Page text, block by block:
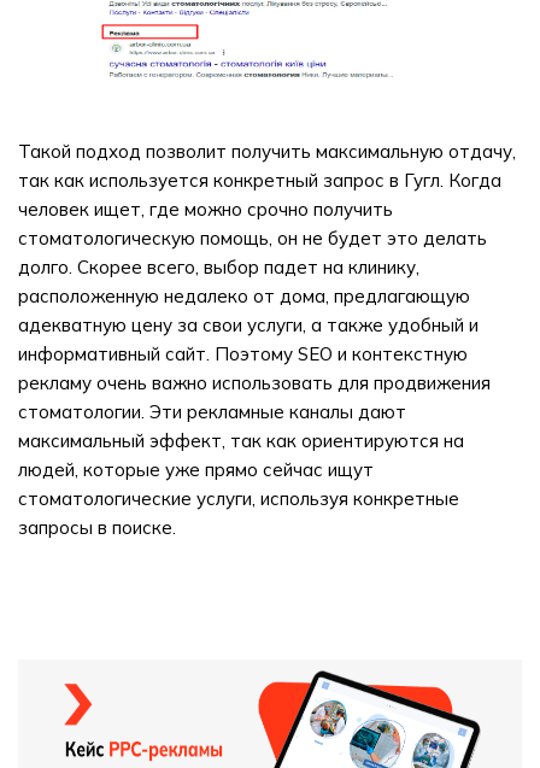
Такой подход позволит получить максимальную отдачу,
так как используется конкретный запрос в Гугл. Когда
человек ищет, где можно срочно получить
стоматологическую помощь, он не будет это делать
долго. Скорее всего, выбор падет на клинику,
расположенную недалеко от дома, предлагающую
адекватную цену за свои услуги, а также удобный и
информативный сайт. Поэтому SEO и контекстную
рекламу очень важно использовать для продвижения
стоматологии. Эти рекламные каналы дают
максимальный эффект, так как ориентируются на
людей, которые уже прямо сейчас ищут
стоматологические услуги, используя конкретные
запросы в поиске.